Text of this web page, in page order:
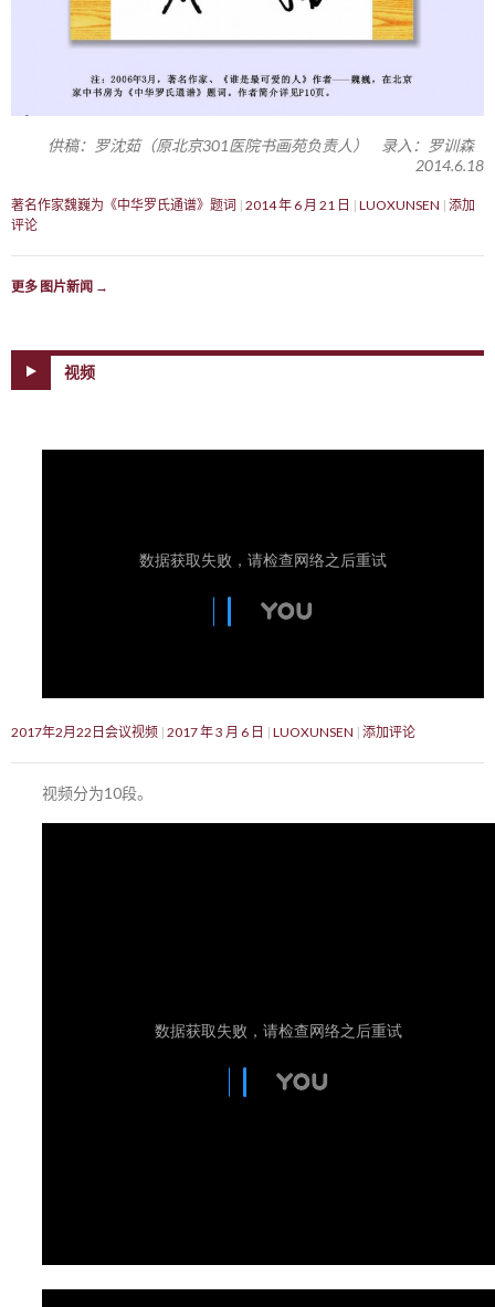
供稿：罗沈茹（原北京301医院书画苑负责人） 录入：罗训森
2014.6.18
著名作家魏巍为《中华罗氏通谱》题词 2014 年 6 月 21 日 LUOXUNSEN 添加
评论
更多 图片新闻 →
视频
2017年2月22日会议视频 2017 年 3 月 6 日 LUOXUNSEN 添加评论
视频分为10段。